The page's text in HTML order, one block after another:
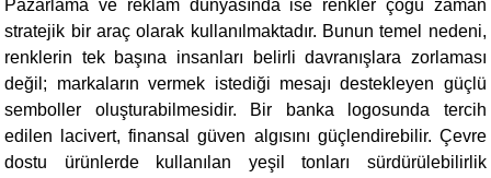
Pazarlama ve reklam dünyasında ise renkler çoğu zaman
stratejik bir araç olarak kullanılmaktadır. Bunun temel nedeni,
renklerin tek başına insanları belirli davranışlara zorlaması
değil; markaların vermek istediği mesajı destekleyen güçlü
semboller oluşturabilmesidir. Bir banka logosunda tercih
edilen lacivert, finansal güven algısını güçlendirebilir. Çevre
dostu ürünlerde kullanılan yeşil tonları sürdürülebilirlik